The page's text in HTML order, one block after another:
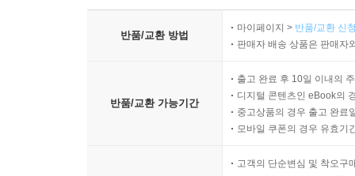
반품/교환 방법
마이페이지 > 반품/교환 신
판매자 배송 상품은 판매자
반품/교환 가능기간
출고 완료 후 10일 이내의
디지털 콘텐츠인 eBook의
중고상품의 경우 출고 완료
모바일 쿠폰의 경우 유효기
고객의 단순변심 및 착오구